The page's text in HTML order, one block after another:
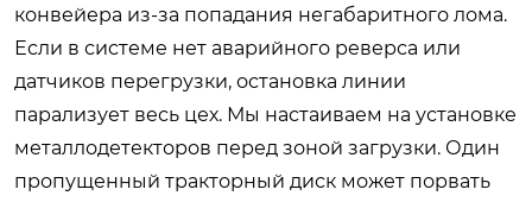
конвейера из-за попадания негабаритного лома.
Если в системе нет аварийного реверса или
датчиков перегрузки, остановка линии
парализует весь цех. Мы настаиваем на установке
металлодетекторов перед зоной загрузки. Один
пропущенный тракторный диск может порвать